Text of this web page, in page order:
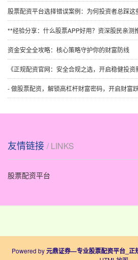
股票配资平台选择错误案例：为何投资者总踩这
**经验分享：什么股票APP好用？资深股民亲测
资金安全全攻略：核心策略守护你的财富防线
《正规配资官网：安全合规之选，开启稳健投资
- 做股票配资，解锁高杠杆财富密码，开启财富跃
友情链接 / LINKS
股票配资平台
Powered by元鼎证券—专业股票配资平台_正